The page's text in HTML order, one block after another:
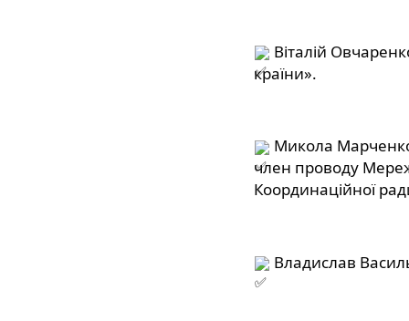
Віталій
країни».
Микола
член проводу
Координаційної
Владислав